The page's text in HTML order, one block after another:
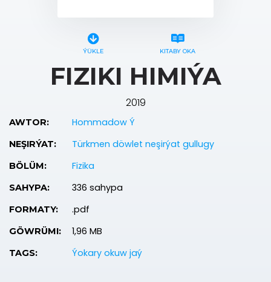
ÝÜKLE KITABY OKA
FIZIKI HIMIÝA
2019
AWTOR: Hommadow Ý
NEŞIRÝAT: Türkmen döwlet neşirýat gullugy
BÖLÜM: Fizika
SAHYPA: 336 sahypa
FORMATY: .pdf
GÖWRÜMI: 1,96 MB
TAGS: Ýokary okuw jaý